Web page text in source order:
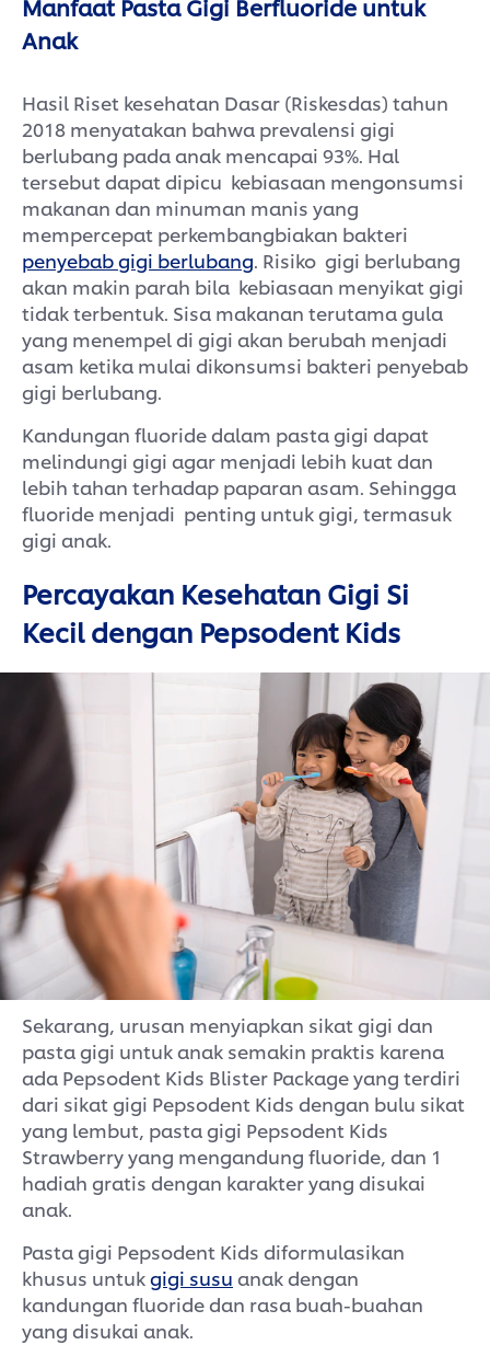
Manfaat Pasta Gigi Berfluoride untuk
Anak
Hasil Riset kesehatan Dasar (Riskesdas) tahun
2018 menyatakan bahwa prevalensi gigi
berlubang pada anak mencapai 93%. Hal
tersebut dapat dipicu kebiasaan mengonsumsi
makanan dan minuman manis yang
mempercepat perkembangbiakan bakteri
penyebab gigi berlubang. Risiko gigi berlubang
akan makin parah bila kebiasaan menyikat gigi
tidak terbentuk. Sisa makanan terutama gula
yang menempel di gigi akan berubah menjadi
asam ketika mulai dikonsumsi bakteri penyebab
gigi berlubang.
Kandungan fluoride dalam pasta gigi dapat
melindungi gigi agar menjadi lebih kuat dan
lebih tahan terhadap paparan asam. Sehingga
fluoride menjadi penting untuk gigi, termasuk
gigi anak.
Percayakan Kesehatan Gigi Si
Kecil dengan Pepsodent Kids
Sekarang, urusan menyiapkan sikat gigi dan
pasta gigi untuk anak semakin praktis karena
ada Pepsodent Kids Blister Package yang terdiri
dari sikat gigi Pepsodent Kids dengan bulu sikat
yang lembut, pasta gigi Pepsodent Kids
Strawberry yang mengandung fluoride, dan 1
hadiah gratis dengan karakter yang disukai
anak.
Pasta gigi Pepsodent Kids diformulasikan
khusus untukgigi susu anak dengan
kandungan fluoride dan rasa buah-buahan
yang disukai anak.